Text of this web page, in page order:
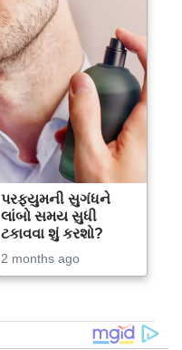
પરફ્યુમની સુગંધને
લાંબો સમય સુધી
ટકાવવા શું કરશો?
2 months ago